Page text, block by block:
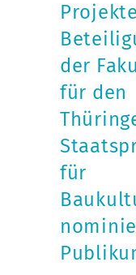
der
für den
für